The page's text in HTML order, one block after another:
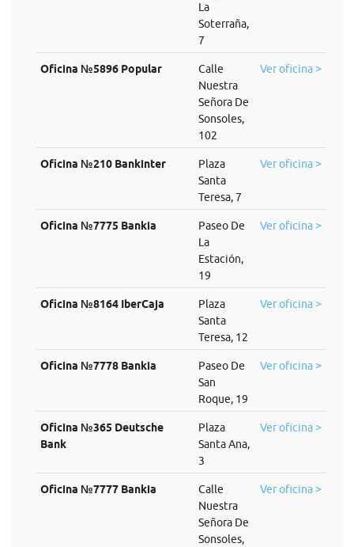
La
Soterraña,
7
Oficina №5896 Popular
Calle
Nuestra
Señora De
Sonsoles,
102
Ver oficina >
Oficina №210 Bankinter
Plaza
Santa
Teresa, 7
Ver oficina >
Oficina №7775 Bankia
Paseo De
La
Estación,
19
Ver oficina >
Oficina №8164 IberCaja
Plaza
Santa
Teresa, 12
Ver oficina >
Oficina №7778 Bankia
Paseo De
San
Roque, 19
Ver oficina >
Oficina №365 Deutsche
Bank
Plaza
Santa Ana,
3
Ver oficina >
Oficina №7777 Bankia
Calle
Nuestra
Señora De
Sonsoles,
Ver oficina >